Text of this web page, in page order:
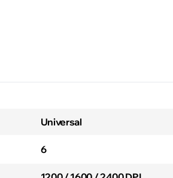
Universal
6